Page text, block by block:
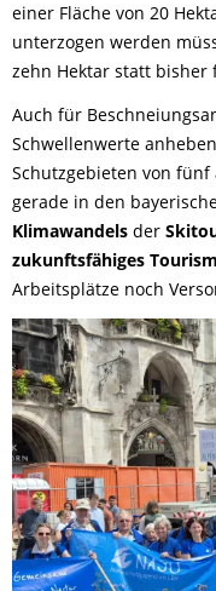
einer Fläche von 20
unterzogen werden
zehn Hektar statt bisher
Auch für
Schwellenwerte
Schutzgebieten von fünf
gerade in den
Klimawandels der
zukunftsfähiges
Arbeitsplätze noch